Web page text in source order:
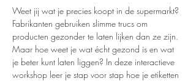
Weet jij wat je precies koopt in de supermarkt?
Fabrikanten gebruiken slimme trucs om
producten gezonder te laten lijken dan ze zijn.
Maar hoe weet je wat écht gezond is en wat
je beter kunt laten liggen? In deze interactieve
workshop leer je stap voor stap hoe je etiketten